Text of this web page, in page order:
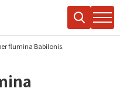
flumina Babilonis.